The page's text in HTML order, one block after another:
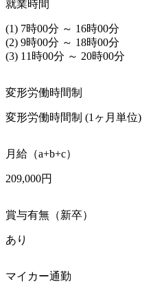
就業時間
(1) 7時00分 ～ 16時00分
(2) 9時00分 ～ 18時00分
(3) 11時00分 ～ 20時00分
変形労働時間制
変形労働時間制 (1ヶ月単位)
月給（a+b+c）
209,000円
賞与有無（新卒）
あり
マイカー通勤